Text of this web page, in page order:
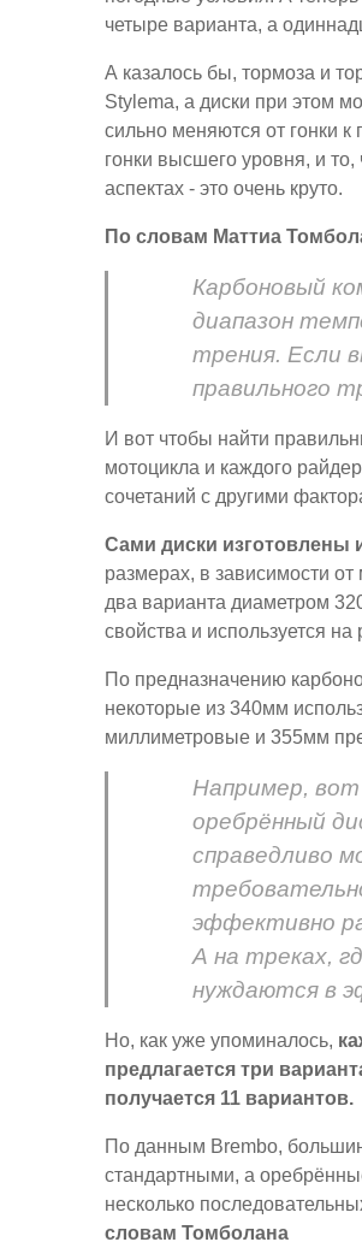
четыре варианта, а
А казалось бы, тормоза и
Stylema, а диски при этом
сильно меняются от гонки
гонки высшего уровня, и
аспектах - это очень круто.
По словам Маттиа
Карбоновый
диапазон
трения. Если
правильного
И вот чтобы найти
мотоцикла и каждого
сочетаний с другими
Сами диски изготовлены
размерах, в зависимости
два варианта диаметром
свойства и используется
По предназначению
некоторые из 340мм
миллиметровые и 355мм
Например,
оребрённый
справедливо
эффективно
А на треках,
нуждаются в
Но, как уже упоминалось,
предлагается три
получается 11 вариантов.
По данным Brembo,
стандартными, а
несколько
словам Томболана